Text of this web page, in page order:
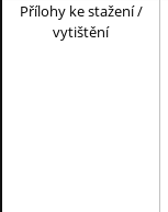
Přílohy ke stažení /
vytištění